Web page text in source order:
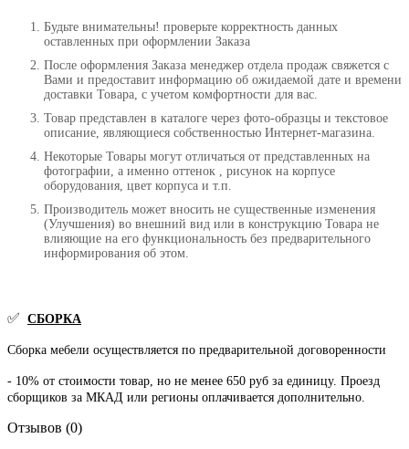
Будьте внимательны! проверьте корректность данных
оставленных при оформлении Заказа
После оформления Заказа менеджер отдела продаж свяжется с
Вами и предоставит информацию об ожидаемой дате и времени
доставки Товара, с учетом комфортности для вас.
Товар представлен в каталоге через фото-образцы и текстовое
описание, являющиеся собственностью Интернет-магазина.
Некоторые Товары могут отличаться от представленных на
фотографии, а именно оттенок , рисунок на корпусе
оборудования, цвет корпуса и т.п.
Производитель может вносить не существенные изменения
(Улучшения) во внешний вид или в конструкцию Товара не
влияющие на его функциональность без предварительного
информирования об этом.
✅ СБОРКА
Сборка мебели осуществляется по предварительной договоренности
- 10% от стоимости товар, но не менее 650 руб за единицу. Проезд
сборщиков за МКАД или регионы оплачивается дополнительно.
Отзывов (0)